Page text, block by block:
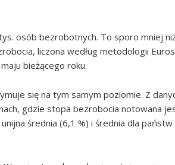
osób bezrobotnych. To sporo mniej
liczona według metodologii
bieżącego roku.
się na tym samym poziomie. Z
gdzie stopa bezrobocia notowana
średnia (6,1 %) i średnia dla państw